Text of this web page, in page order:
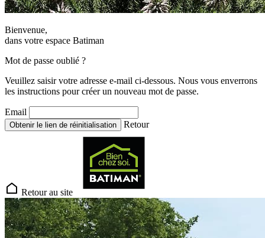
Bienvenue,
dans votre espace Batiman
Mot de passe oublié ?
Veuillez saisir votre adresse e-mail ci-dessous. Nous vous enverrons
les instructions pour créer un nouveau mot de passe.
Email
Obtenir le lien de réinitialisation Retour
Retour au site